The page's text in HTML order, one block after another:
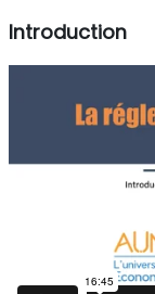
Introduction